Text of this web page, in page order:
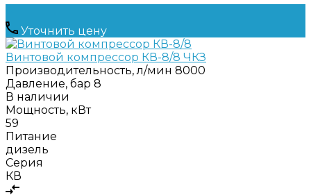
Уточнить цену
Винтовой компрессор КВ-8/8 ЧКЗ
Производительность, л/мин 8000
Давление, бар 8
В наличии
Мощность, кВт
59
Питание
дизель
Серия
КВ